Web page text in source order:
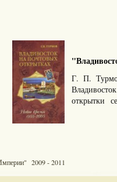
Г. П.
открытки
2009 - 2011